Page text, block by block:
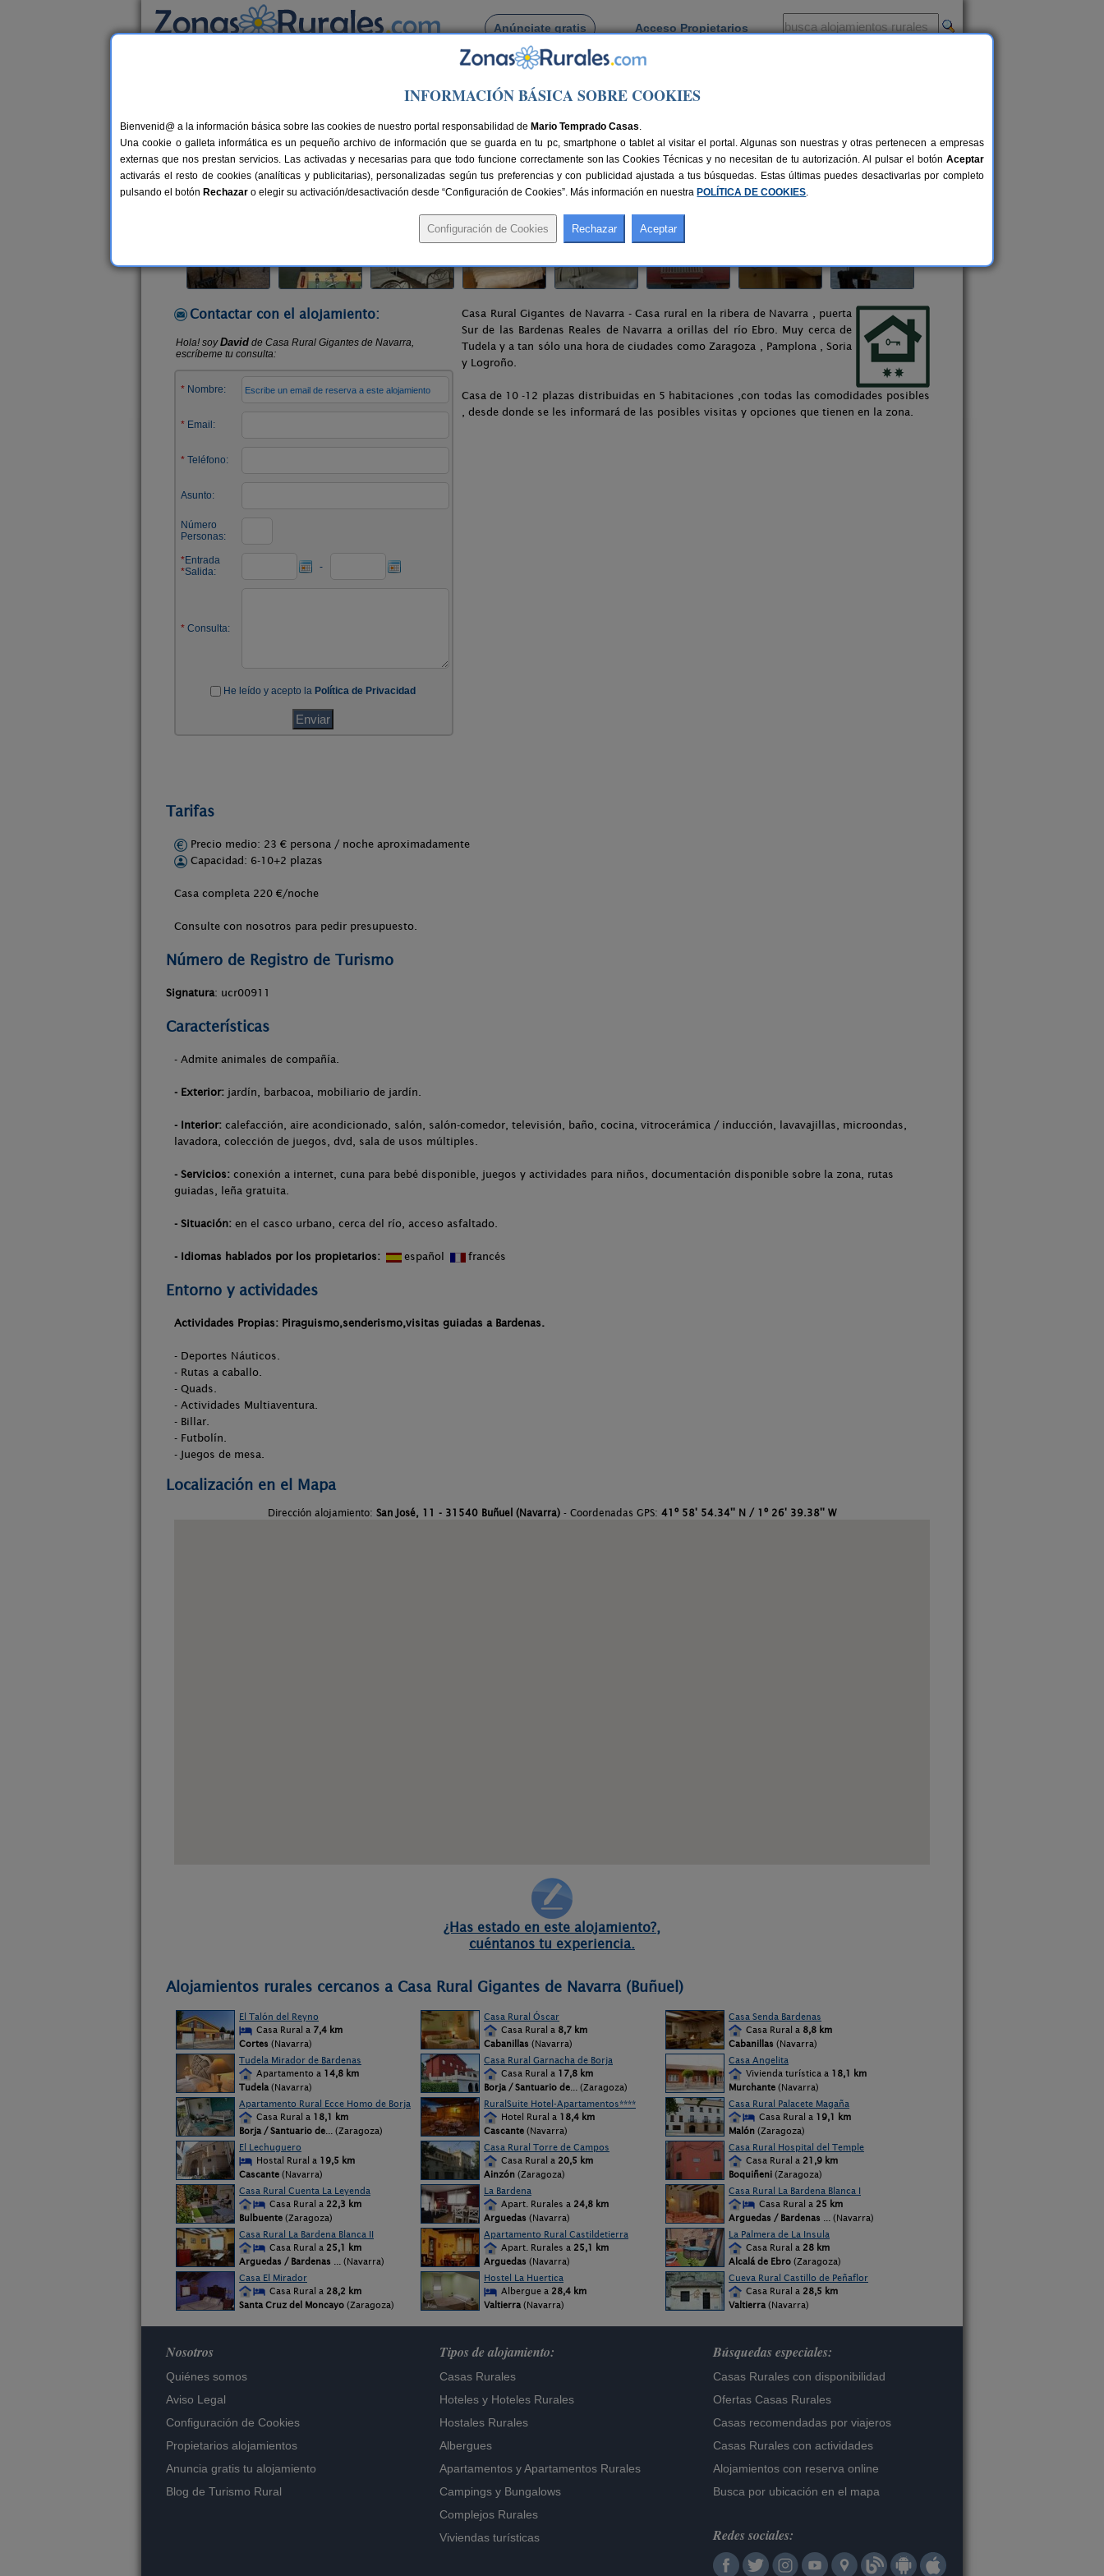
Anúnciate gratis Acceso Propietarios
Busca por pueblo
> Casa Rural Gigantes de Navarra
Casa Rural Gigantes de Navarra
Casa Rural en Buñuel (Navarra)
Alquiler completo 6-10+2 plazas 115 km de Pamplona Compartir:
Contactar con el alojamiento:
Casa Rural Gigantes de Navarra - Casa rural en la ribera de Navarra , puerta
Sur de las Bardenas Reales de Navarra a orillas del río Ebro. Muy cerca de
Tudela y a tan sólo una hora de ciudades como Zaragoza , Pamplona , Soria
y Logroño.
Casa de 10 -12 plazas distribuidas en 5 habitaciones ,con todas las comodidades posibles
, desde donde se les informará de las posibles visitas y opciones que tienen en la zona.
Tarifas
Precio medio: 23 € persona / noche aproximadamente
Capacidad: 6-10+2 plazas
Casa completa 220 €/noche
Consulte con nosotros para pedir presupuesto.
Número de Registro de Turismo
Signatura: ucr00911
Características
- Admite animales de compañía.
- Exterior: jardín, barbacoa, mobiliario de jardín.
- Interior: calefacción, aire acondicionado, salón, salón-comedor, televisión, baño, cocina, vitrocerámica / inducción, lavavajillas, microondas,
lavadora, colección de juegos, dvd, sala de usos múltiples.
- Servicios: conexión a internet, cuna para bebé disponible, juegos y actividades para niños, documentación disponible sobre la zona, rutas
guiadas, leña gratuita.
- Situación: en el casco urbano, cerca del río, acceso asfaltado.
- Idiomas hablados por los propietarios: español francés
Entorno y actividades
Actividades Propias: Piraguismo,senderismo,visitas guiadas a Bardenas.
- Deportes Náuticos.
- Rutas a caballo.
- Quads.
- Actividades Multiaventura.
- Billar.
- Futbolín.
- Juegos de mesa.
Localización en el Mapa
Dirección alojamiento: San José, 11 - 31540 Buñuel (Navarra) - Coordenadas GPS: 41º 58' 54.34'' N / 1º 26' 39.38'' W
¿Has estado en este alojamiento?,
cuéntanos tu experiencia.
Alojamientos rurales cercanos a Casa Rural Gigantes de Navarra (Buñuel)
El Talón del Reyno
Casa Rural a 7,4 km
Cortes (Navarra)
Casa Rural Óscar
Casa Rural a 8,7 km
Cabanillas (Navarra)
Casa Senda Bardenas
Casa Rural a 8,8 km
Cabanillas (Navarra)
Tudela Mirador de Bardenas
Apartamento a 14,8 km
Tudela (Navarra)
Casa Rural Garnacha de Borja
Casa Rural a 17,8 km
Borja / Santuario de... (Zaragoza)
Casa Angelita
Vivienda turística a 18,1 km
Murchante (Navarra)
Apartamento Rural Ecce Homo de Borja
Casa Rural a 18,1 km
Borja / Santuario de... (Zaragoza)
RuralSuite Hotel-Apartamentos****
Hotel Rural a 18,4 km
Cascante (Navarra)
Casa Rural Palacete Magaña
Casa Rural a 19,1 km
Malón (Zaragoza)
El Lechuguero
Hostal Rural a 19,5 km
Cascante (Navarra)
Casa Rural Torre de Campos
Casa Rural a 20,5 km
Ainzón (Zaragoza)
Casa Rural Hospital del Temple
Casa Rural a 21,9 km
Boquiñeni (Zaragoza)
Casa Rural Cuenta La Leyenda
Casa Rural a 22,3 km
Bulbuente (Zaragoza)
La Bardena
Apart. Rurales a 24,8 km
Arguedas (Navarra)
Casa Rural La Bardena Blanca I
Casa Rural a 25 km
Arguedas / Bardenas ... (Navarra)
Casa Rural La Bardena Blanca II
Casa Rural a 25,1 km
Arguedas / Bardenas ... (Navarra)
Apartamento Rural Castildetierra
Apart. Rurales a 25,1 km
Arguedas (Navarra)
La Palmera de La Insula
Casa Rural a 28 km
Alcalá de Ebro (Zaragoza)
Casa El Mirador
Casa Rural a 28,2 km
Santa Cruz del Moncayo (Zaragoza)
Hostel La Huertica
Albergue a 28,4 km
Valtierra (Navarra)
Cueva Rural Castillo de Peñaflor
Casa Rural a 28,5 km
Valtierra (Navarra)
Nosotros
Quiénes somos
Aviso Legal
Configuración de Cookies
Propietarios alojamientos
Anuncia gratis tu alojamiento
Blog de Turismo Rural
Tipos de alojamiento:
Casas Rurales
Hoteles y Hoteles Rurales
Hostales Rurales
Albergues
Apartamentos yApartamentos Rurales
Campings y Bungalows
Complejos Rurales
Viviendas turísticas
Búsquedas especiales:
Casas Rurales con disponibilidad
Ofertas Casas Rurales
Casas recomendadas por viajeros
Casas Rurales con actividades
Alojamientos con reserva online
Busca por ubicación en el mapa
Redes sociales:
INFORMACIÓN BÁSICA SOBRE COOKIES
Bienvenid@ a la información básica sobre las cookies de nuestro portal responsabilidad de Mario Temprado Casas.
Una cookie o galleta informática es un pequeño archivo de información que se guarda en tu pc, smartphone o tablet al visitar el portal. Algunas son nuestras y otras pertenecen a empresas
externas que nos prestan servicios. Las activadas y necesarias para que todo funcione correctamente son las Cookies Técnicas y no necesitan de tu autorización. Al pulsar el botón Aceptar
activarás el resto de cookies (analíticas y publicitarias), personalizadas según tus preferencias y con publicidad ajustada a tus búsquedas. Estas últimas puedes desactivarlas por completo
pulsando el botón Rechazar o elegir su activación/desactivación desde “Configuración de Cookies”. Más información en nuestra POLÍTICA DE COOKIES.